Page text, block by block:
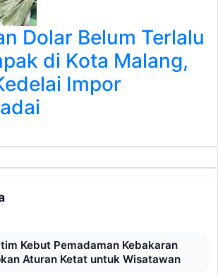
Dolar Belum Terlalu
di Kota Malang,
Impor
Kebut Pemadaman Kebakaran
Aturan Ketat untuk Wisatawan